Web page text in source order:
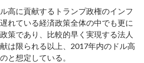
高に貢献するトランプ政権のインフ
れている経済政策全体の中でも更に
策であり、比較的早く実現する法人
は限られる以上、2017年内のドル高
と想定している。